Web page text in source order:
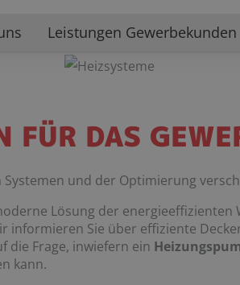
Leistungen Gewerbekunden
FÜR DAS
und der Optimierung
Lösung der energieeffizienten
Sie über effiziente
die Frage, inwiefern ein
kann.